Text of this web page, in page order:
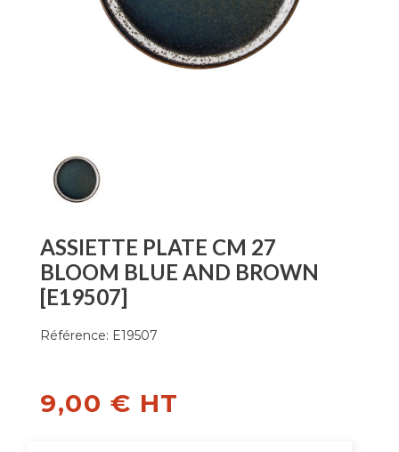
ASSIETTE PLATE CM 27
BLOOM BLUE AND BROWN
[E19507]
Référence: E19507
9,00 € HT